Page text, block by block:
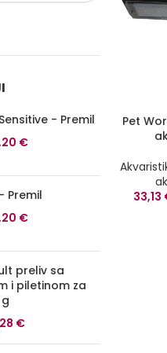
- Premil
€.
€Trenutna
je:
43,20 €.
Premil
€.
€Trenutna
je:
43,20 €.
preliv sa
i piletinom za
€
Pet
33,13